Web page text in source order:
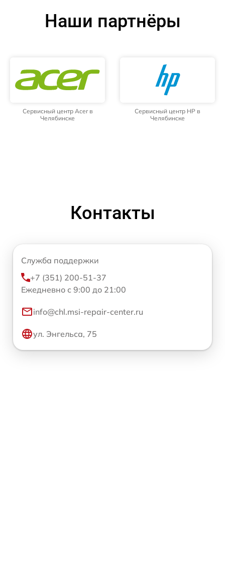
Наши партнёры
Сервисный центр Acer в
Челябинске
Сервисный центр HP в
Челябинске
Контакты
Служба поддержки
+7 (351) 200-51-37
Ежедневно с 9:00 до 21:00
info@chl.msi-repair-center.ru
ул. Энгельса, 75